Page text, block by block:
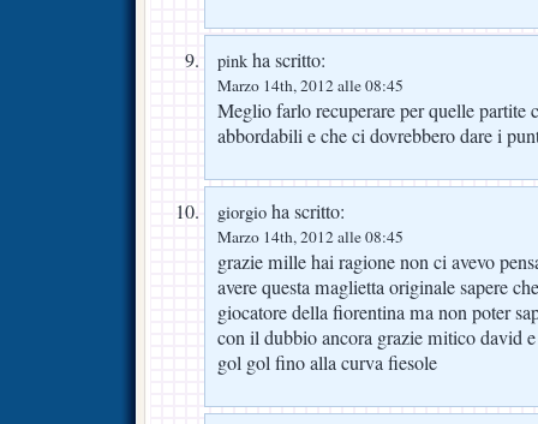
pink ha scritto:
Marzo 14th, 2012 alle 08:45
Meglio farlo recuperare per quelle partite
abbordabili e che ci dovrebbero dare i
giorgio ha scritto:
Marzo 14th, 2012 alle 08:45
grazie mille hai ragione non ci avevo
avere questa maglietta originale sapere
giocatore della fiorentina ma non poter
con il dubbio ancora grazie mitico david
gol gol fino alla curva fiesole